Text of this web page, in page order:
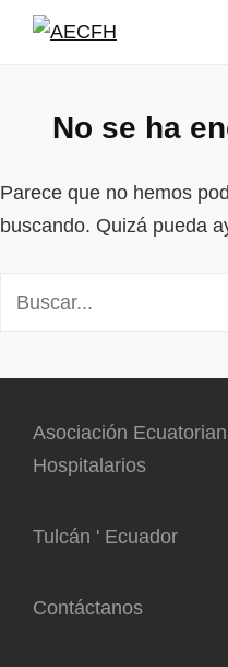
Saltar
No se ha
Parece que no hemos
buscando. Quizá pueda
Asociación
Hospitalarios
Tulcán ' Ecuador
Contáctanos